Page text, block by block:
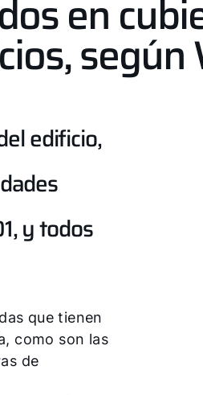
en
según
edificio,
y todos
que tienen
como son las
de